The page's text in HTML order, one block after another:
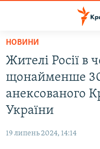
Перейти
основного
матеріалу
до
основної
Перейти
ПОЛІТИКА
НОВИНИ
Жителі Росії в
щонайменше
анексованого
України
19 липень 2024, 14:14